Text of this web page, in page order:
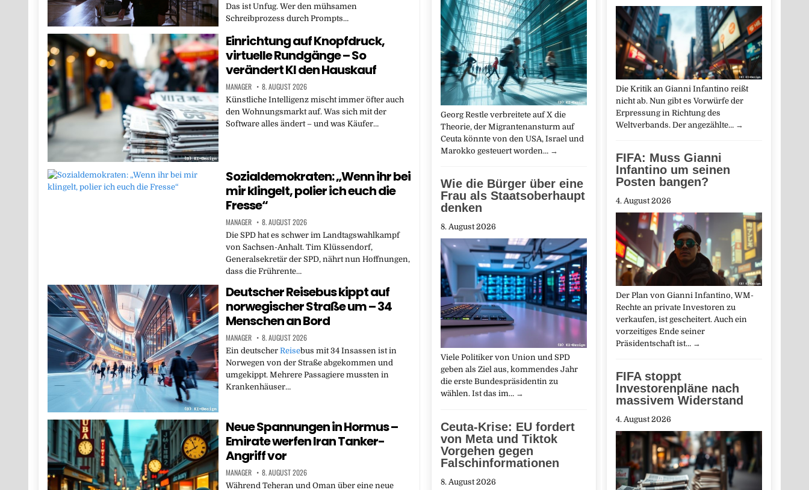
Das ist Unfug. Wer den mühsamen
Schreibprozess durch Prompts…
Einrichtung auf Knopfdruck,
virtuelle Rundgänge – So
verändert KI den Hauskauf
MANAGER 8. AUGUST 2026
Künstliche Intelligenz mischt immer öfter auch
den Wohnungsmarkt auf. Was sich mit der
Software alles ändert – und was Käufer…
Sozialdemokraten: „Wenn ihr bei
mir klingelt, polier ich euch die
Fresse“
MANAGER 8. AUGUST 2026
Die SPD hat es schwer im Landtagswahlkampf
von Sachsen-Anhalt. Tim Klüssendorf,
Generalsekretär der SPD, nährt nun Hoffnungen,
dass die Frührente…
Deutscher Reisebus kippt auf
norwegischer Straße um – 34
Menschen an Bord
MANAGER 8. AUGUST 2026
Ein deutscher Reisebus mit 34 Insassen ist in
Norwegen von der Straße abgekommen und
umgekippt. Mehrere Passagiere mussten in
Krankenhäuser…
Neue Spannungen in Hormus –
Emirate werfen Iran Tanker-
Angriff vor
MANAGER 8. AUGUST 2026
Während Teheran und Oman über eine neue
Die Kritik an Gianni Infantino reißt
nicht ab. Nun gibt es Vorwürfe der
Erpressung in Richtung des
Weltverbands. Der angezählte… →
FIFA: Muss Gianni
Infantino um seinen
Posten bangen?
4. August 2026
Der Plan von Gianni Infantino, WM-
Rechte an private Investoren zu
verkaufen, ist gescheitert. Auch ein
vorzeitiges Ende seiner
Präsidentschaft ist… →
FIFA stoppt
Investorenpläne nach
massivem Widerstand
4. August 2026
Georg Restle verbreitete auf X die
Theorie, der Migrantenansturm auf
Ceuta könnte von den USA, Israel und
Marokko gesteuert worden… →
Wie die Bürger über eine
Frau als Staatsoberhaupt
denken
8. August 2026
Viele Politiker von Union und SPD
geben als Ziel aus, kommendes Jahr
die erste Bundespräsidentin zu
wählen. Ist das im… →
Ceuta-Krise: EU fordert
von Meta und Tiktok
Vorgehen gegen
Falschinformationen
8. August 2026